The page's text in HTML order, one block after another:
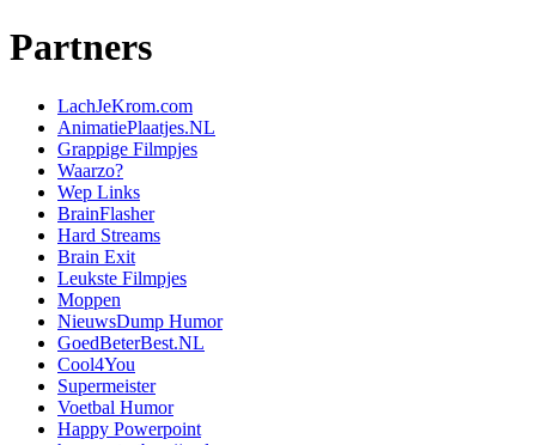
Partners
LachJeKrom.com
AnimatiePlaatjes.NL
Grappige Filmpjes
Waarzo?
Wep Links
BrainFlasher
Hard Streams
Brain Exit
Leukste Filmpjes
Moppen
NieuwsDump Humor
GoedBeterBest.NL
Cool4You
Supermeister
Voetbal Humor
Happy Powerpoint